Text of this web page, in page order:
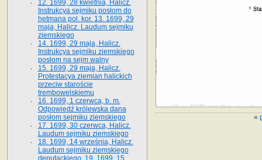
«
12. 1699, 28 kwietnia, Halicz.
Instrukcya sejmiku posłom do
hetmana pol. kor. 13. 1699, 29
maja, Halicz. Laudum sejmiku
ziemskiego
14. 1699, 29 maja, Halicz.
Instrukcya sejmiku ziemskiego
posłom na sejm walny
15. 1699, 29 maja, Halicz.
Protestacya ziemian halickich
przeciw staroście
trembowelskiemu
16. 1699, 1 czerwca, b. m.
Odpowiedź królewska dana
posłom sejmiku ziemskiego
17. 1699, 30 czerwca, Halicz.
Laudum sejmiku ziemskiego
18. 1699, 14 września, Halicz.
Laudum sejmiku ziemskiego
deputackiego. 19. 1699, 15